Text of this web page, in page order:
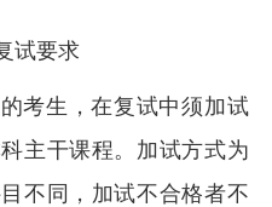
试要求
考生，在复试中须加试
主干课程。加试方式为
不同，加试不合格者不